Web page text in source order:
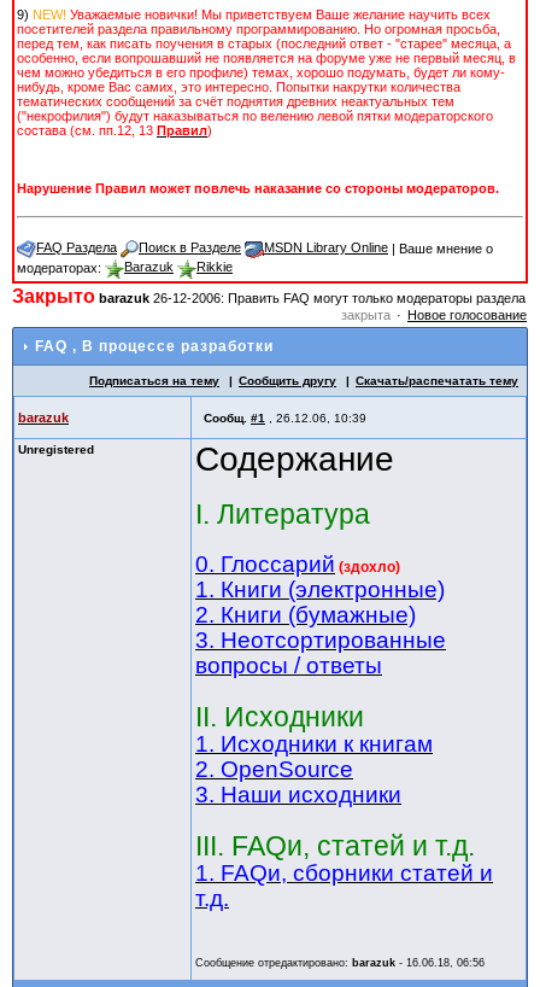
9) NEW! Уважаемые новички! Мы приветствуем Ваше желание научить всех
посетителей раздела правильному программированию. Но огромная просьба,
перед тем, как писать поучения в старых (последний ответ - "старее" месяца, а
особенно, если вопрошавший не появляется на форуме уже не первый месяц, в
чем можно убедиться в его профиле) темах, хорошо подумать, будет ли кому-
нибудь, кроме Вас cамих, это интересно. Попытки накрутки количества
тематических сообщений за счёт поднятия древних неактуальных тем
("некрофилия") будут наказываться по велению левой пятки модераторского
состава (см. пп.12, 13 Правил)
Нарушение Правил может повлечь наказание со стороны модераторов.
FAQ Раздела Поиск в Разделе MSDN Library Online | Ваше мнение о
модераторах:
Barazuk Rikkie
Закрыто barazuk 26-12-2006: Править FAQ могут только модераторы раздела
закрыта
Новое голосование
FAQ , В процессе разработки
Подписаться на тему Сообщить другу Скачать/распечатать тему
barazuk Сообщ. #1 26.12.06, 10:39
Unregistered Содержание
I. Литература
0. Глоссарий (здохло)
1. Книги (электронные)
2. Книги (бумажные)
3. Неотсортированные
вопросы / ответы
II. Исходники
1. Исходники к книгам
2. OpenSource
3. Наши исходники
III. FAQи, статей и т.д.
1. FAQи, сборники статей и
т.д.
Сообщение отредактировано: barazuk - 16.06.18, 06:56